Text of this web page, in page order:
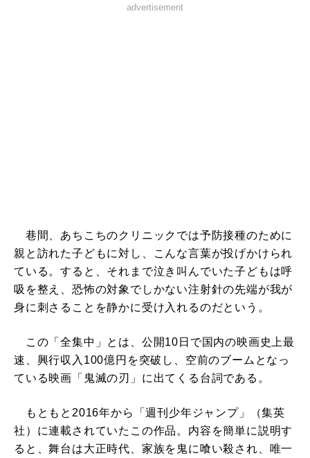
advertisement
巷間、あちこちのクリニックでは予防接種のために
親と訪れた子どもに対し、こんな言葉が投げかけられ
ている。すると、それまで泣き叫んでいた子どもは呼
吸を整え、恐怖の対象でしかない注射針の先端が我が
身に刺さることを静かに受け入れるのだという。
この「全集中」とは、公開10日で国内の映画史上最
速、興行収入100億円を突破し、空前のブームとなっ
ている映画「鬼滅の刃」に出てくる台詞である。
もともと2016年から「週刊少年ジャンプ」（集英
社）に連載されていたこの作品。内容を簡単に説明す
ると、舞台は大正時代、家族を鬼に喰い殺され、唯一